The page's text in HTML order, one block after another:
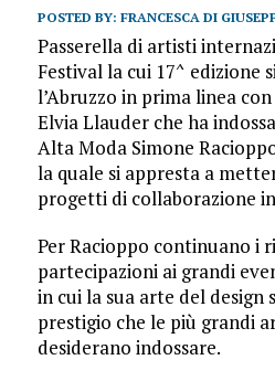
POSTED BY: FRANCESCA DI
Passerella di artisti
Festival la cui 17^ edizione
l’Abruzzo in prima linea
Elvia Llauder che ha
Alta Moda​ Simone
la quale si appresta a
progetti di collaborazione
Per Racioppo continuano i
partecipazioni ai grandi
in cui la sua arte del design
prestigio che le più grandi
desiderano indossare.